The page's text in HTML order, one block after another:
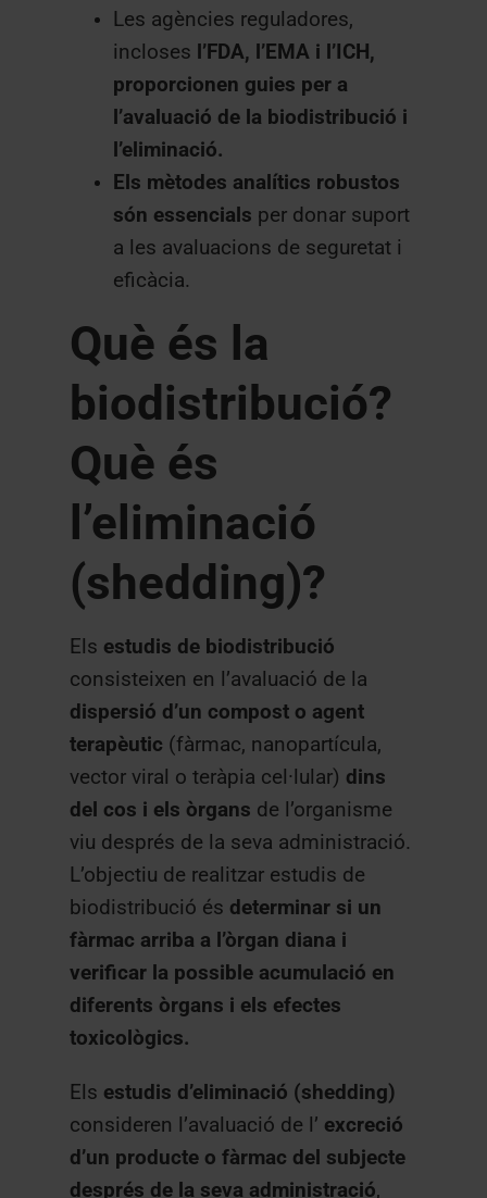
Les agències reguladores,
incloses l’FDA, l’EMA i l’ICH,
proporcionen guies per a
l’avaluació de la biodistribució i
l’eliminació.
Els mètodes analítics robustos
són essencials per donar suport
a les avaluacions de seguretat i
eficàcia.
Què és la
biodistribució?
Què és
l’eliminació
(shedding)?
Els estudis de biodistribució
consisteixen en l’avaluació de la
dispersió d’un compost o agent
terapèutic (fàrmac, nanopartícula,
vector viral o teràpia cel·lular) dins
del cos i els òrgans de l’organisme
viu després de la seva administració.
L’objectiu de realitzar estudis de
biodistribució és determinar si un
fàrmac arriba a l’òrgan diana i
verificar la possible acumulació en
diferents òrgans i els efectes
toxicològics.
Els estudis d’eliminació (shedding)
consideren l’avaluació de l’ excreció
d’un producte o fàrmac del subjecte
després de la seva administració,